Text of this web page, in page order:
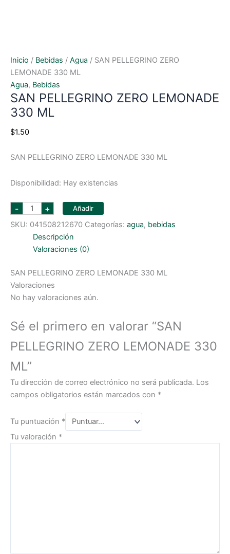
Inicio / Bebidas / Agua / SAN PELLEGRINO ZERO
LEMONADE 330 ML
Agua, Bebidas
SAN PELLEGRINO ZERO LEMONADE
330 ML
$1.50
SAN PELLEGRINO ZERO LEMONADE 330 ML
Disponibilidad: Hay existencias
- SAN
PELLEGRINO
ZERO
LEMONADE
330
cantidad
+ Añadir
SKU: 041508212670 Categorías: agua, bebidas
Descripción
Valoraciones (0)
SAN PELLEGRINO ZERO LEMONADE 330 ML
Valoraciones
No hay valoraciones aún.
Sé el primero en valorar “SAN
PELLEGRINO ZERO LEMONADE 330
ML”
Tu dirección de correo electrónico no será publicada. Los
campos obligatorios están marcados con *
Tu puntuación *
Tu valoración *